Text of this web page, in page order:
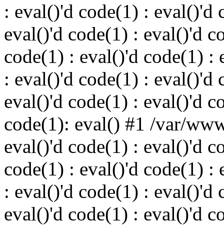
: eval()'d code(1) : eval()'d
eval()'d code(1) : eval()'d
code(1) : eval()'d code(1) :
: eval()'d code(1) : eval()'d
eval()'d code(1) : eval()'d
code(1): eval() #1 /var/
eval()'d code(1) : eval()'d
code(1) : eval()'d code(1) :
: eval()'d code(1) : eval()'d
eval()'d code(1) : eval()'d